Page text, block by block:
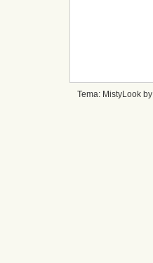
Tema: MistyLook by